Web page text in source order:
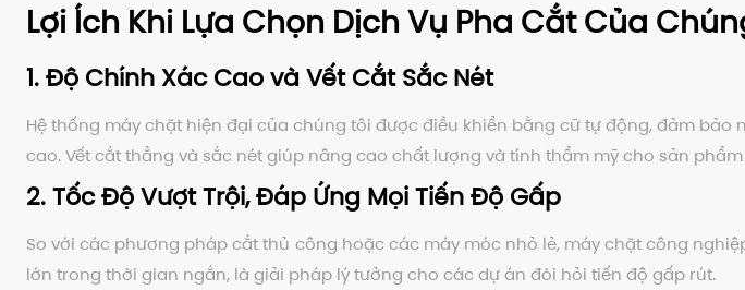
Lợi Ích Khi Lựa Chọn Dịch Vụ Pha Cắt Của
1. Độ Chính Xác Cao và Vết Cắt Sắc Nét
Hệ thống máy chặt hiện đại của chúng tôi được điều khiển bằng cữ tự động, đảm
cao. Vết cắt thẳng và sắc nét giúp nâng cao chất lượng và tính thẩm mỹ cho sản
2. Tốc Độ Vượt Trội, Đáp Ứng Mọi Tiến Độ Gấp
So với các phương pháp cắt thủ công hoặc các máy móc nhỏ lẻ, máy chặt công
lớn trong thời gian ngắn, là giải pháp lý tưởng cho các dự án đòi hỏi tiến độ gấp rút.